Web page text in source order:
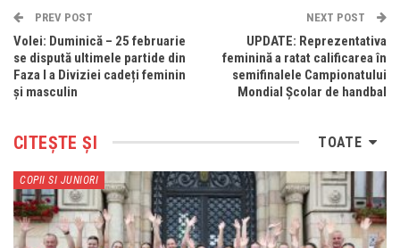
PREV POST
Volei: Duminică – 25 februarie
se dispută ultimele partide din
Faza I a Diviziei cadeți feminin
și masculin
NEXT POST
UPDATE: Reprezentativa
feminină a ratat calificarea în
semifinalele Campionatului
Mondial Școlar de handbal
TOATE
CITEȘTE ȘI
COPII SI JUNIORI